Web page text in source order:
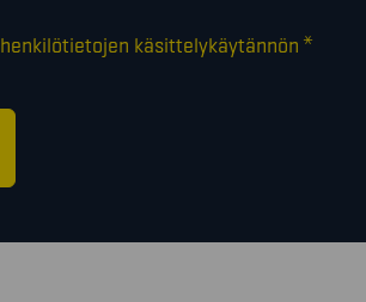
henkilötietojen käsittelykäytännön *